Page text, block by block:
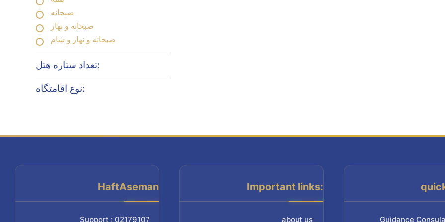
صبحانه
صبحانه و نهار
صبحانه و نهار و شام
تعداد ستاره هتل:
نوع اقامتگاه:
HaftAseman
Support : 02179107
Important links:
about us Guidance